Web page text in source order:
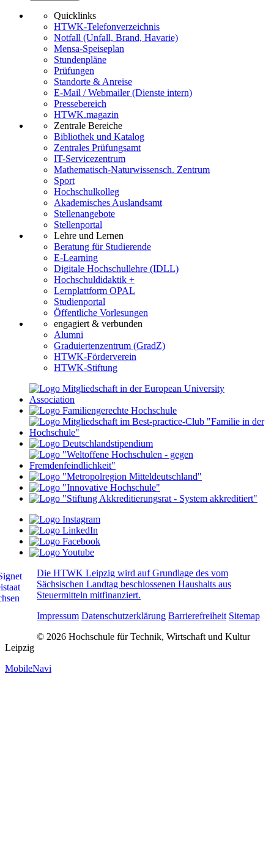
Quicklinks
HTWK-Telefonverzeichnis
Notfall (Unfall, Brand, Havarie)
Mensa-Speiseplan
Stundenpläne
Prüfungen
Standorte & Anreise
E-Mail / Webmailer (Dienste intern)
Pressebereich
HTWK.magazin
Zentrale Bereiche
Bibliothek und Katalog
Zentrales Prüfungsamt
IT-Servicezentrum
Mathematisch-Naturwissensch. Zentrum
Sport
Hochschulkolleg
Akademisches Auslandsamt
Stellenangebote
Stellenportal
Lehre und Lernen
Beratung für Studierende
E-Learning
Digitale Hochschullehre (IDLL)
Hochschuldidaktik +
Lernplattform OPAL
Studienportal
Öffentliche Vorlesungen
engagiert & verbunden
Alumni
Graduiertenzentrum (GradZ)
HTWK-Förderverein
HTWK-Stiftung
Die HTWK Leipzig wird auf Grundlage des vom
Sächsischen Landtag beschlossenen Haushalts aus
Steuermitteln mitfinanziert.
Impressum Datenschutzerklärung Barrierefreiheit Sitemap
© 2026 Hochschule für Technik, Wirtschaft und Kultur
Leipzig
MobileNavi